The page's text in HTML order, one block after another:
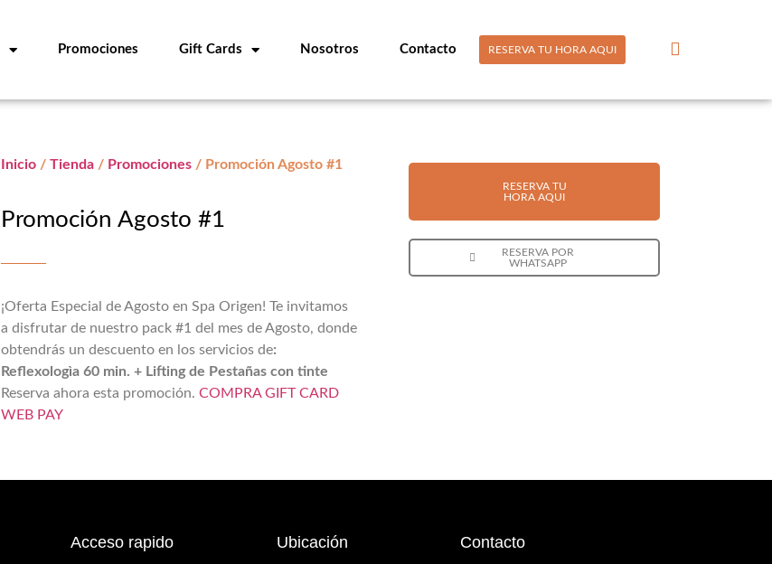
Promociones Gift Cards Nosotros Contacto RESERVA TU HORA AQUI
Inicio /Tienda / Promociones / Promoción Agosto #1
Promoción Agosto #1
¡Oferta Especial de Agosto en Spa Origen! Te invitamos
a disfrutar de nuestro pack #1 del mes de Agosto, donde
obtendrás un descuento en los servicios de:
Reflexologìa 60 min. + Lifting de Pestañas con tinte
Reserva ahora esta promoción.COMPRA GIFT CARD
WEB PAY
RESERVA TU
HORA AQUI
RESERVA POR
WHATSAPP
Acceso rapido Ubicación Contacto